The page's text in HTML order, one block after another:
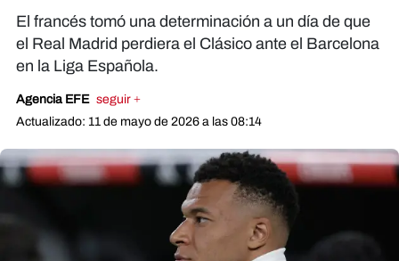
El francés tomó una determinación a un día de que
el Real Madrid perdiera el Clásico ante el Barcelona
en la Liga Española.
Agencia EFE seguir +
Actualizado: 11 de mayo de 2026 a las 08:14